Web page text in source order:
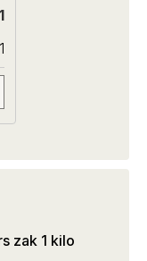
zak 1 kilo